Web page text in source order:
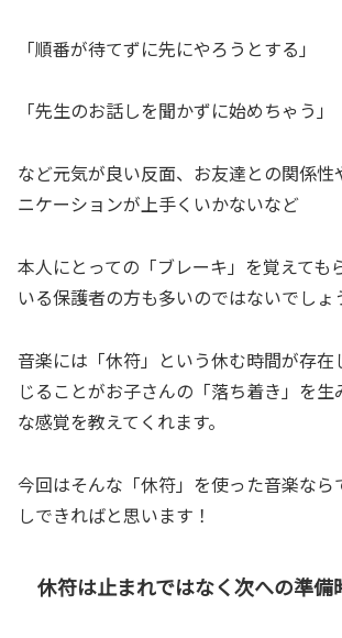
「順番が待てずに先にやろうとする」
「先生のお話しを聞かずに始めちゃう」
など元気が良い反面、お友達との関係性
ニケーションが上手くいかないなど
本人にとっての「ブレーキ」を覚えても
いる保護者の方も多いのではないでしょ
音楽には「休符」という休む時間が存在
じることがお子さんの「落ち着き」を
な感覚を教えてくれます。
今回はそんな「休符」を使った音楽なら
しできればと思います！
休符は止まれではなく次への準備